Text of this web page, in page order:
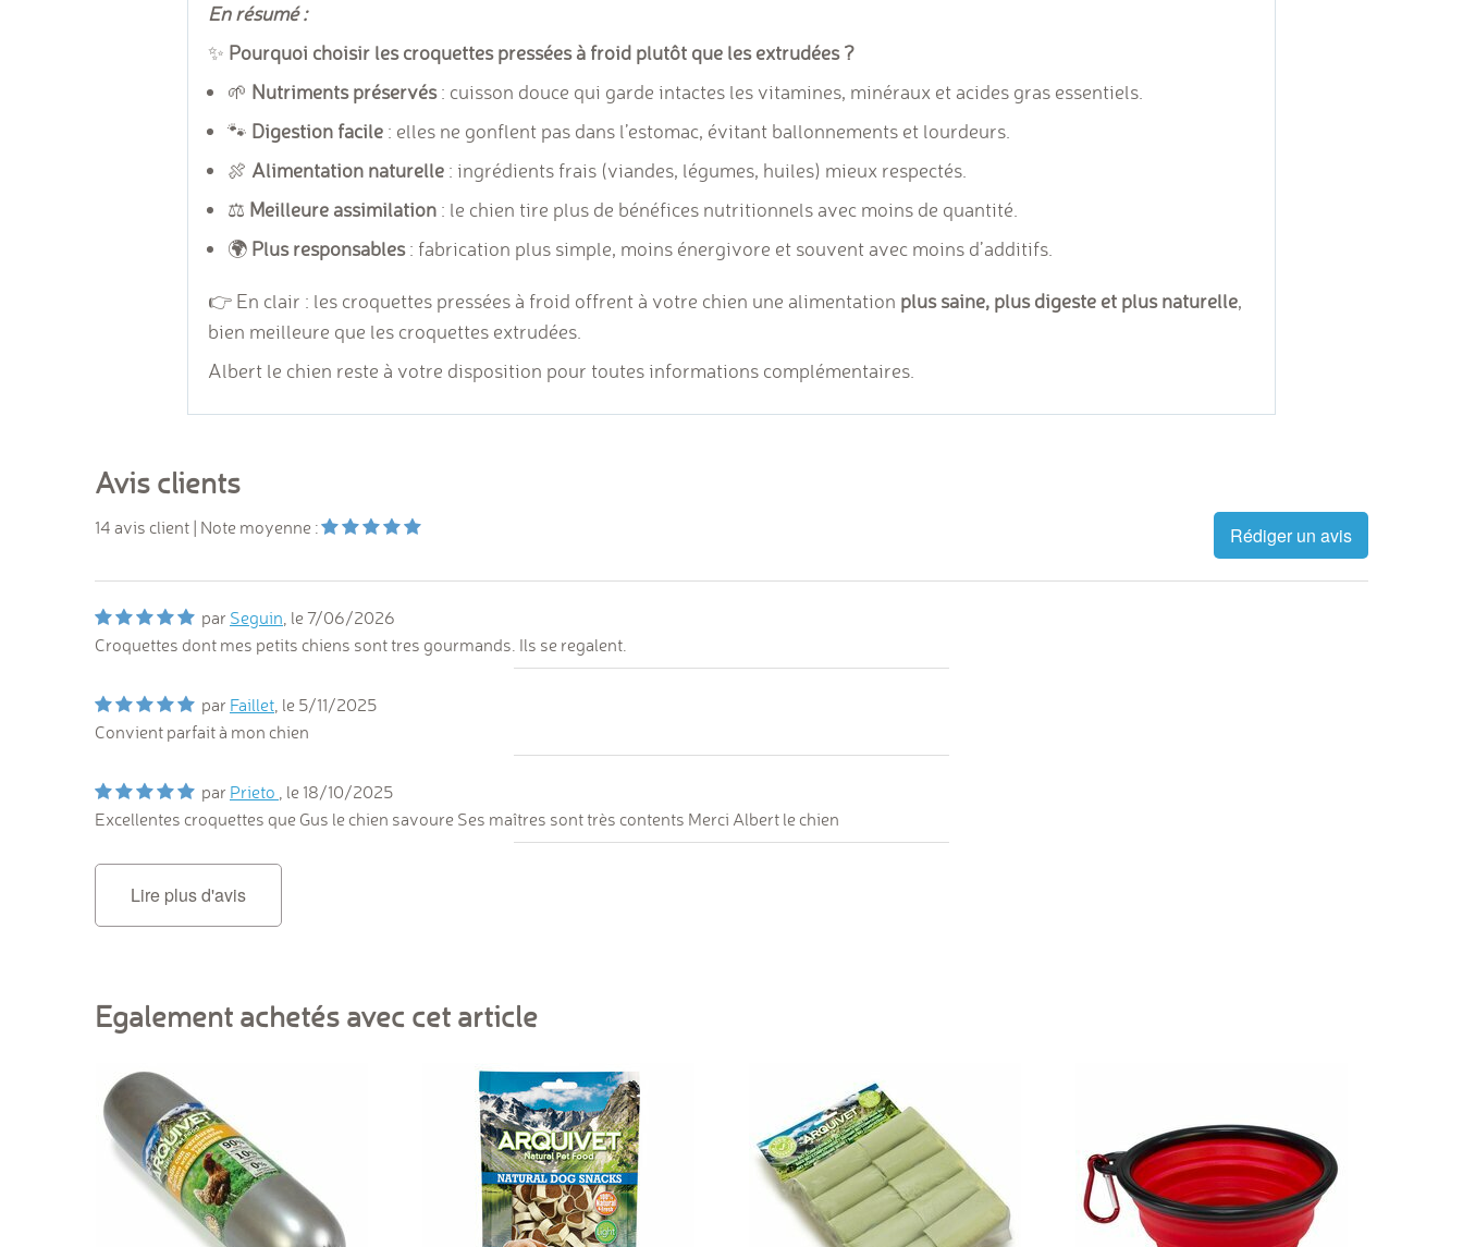
En résumé :
✨ Pourquoi choisir les croquettes pressées à froid plutôt que les extrudées ?
🌱 Nutriments préservés: cuisson douce qui garde intactes les vitamines, minéraux et acides gras essentiels.
🐾 Digestion facile: elles ne gonflent pas dans l’estomac, évitant ballonnements et lourdeurs.
🍖 Alimentation naturelle: ingrédients frais (viandes, légumes, huiles) mieux respectés.
⚖️ Meilleure assimilation: le chien tire plus de bénéfices nutritionnels avec moins de quantité.
🌍 Plus responsables: fabrication plus simple, moins énergivore et souvent avec moins d’additifs.
👉 En clair : les croquettes pressées à froid offrent à votre chien une alimentation plus saine, plus digeste et plus naturelle,
bien meilleure que les croquettes extrudées.
Albert le chien reste à votre disposition pour toutes informations complémentaires.
Avis clients
14 avis client | Note moyenne : Rédiger un avis
par Seguin, le7/06/2026
Croquettes dont mes petits chiens sont tres gourmands. Ils se regalent.
par Faillet, le 5/11/2025
Convient parfait à mon chien
par Prieto , le 18/10/2025
Excellentes croquettes que Gus le chien savoure Ses maîtres sont très contents Merci Albert le chien
Lire plus d'avis
Egalement achetés avec cet article